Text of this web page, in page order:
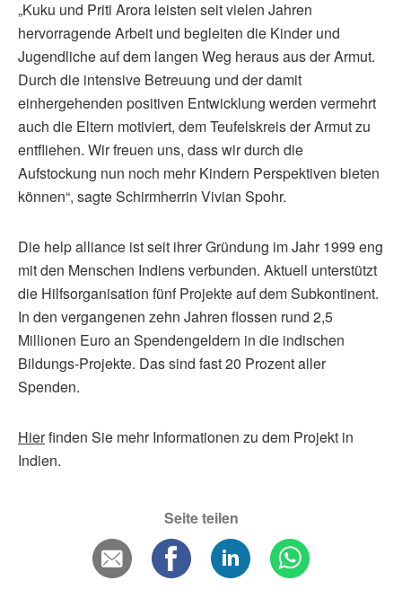
„Kuku und Priti Arora leisten seit vielen Jahren
hervorragende Arbeit und begleiten die Kinder und
Jugendliche auf dem langen Weg heraus aus der Armut.
Durch die intensive Betreuung und der damit
einhergehenden positiven Entwicklung werden vermehrt
auch die Eltern motiviert, dem Teufelskreis der Armut zu
entfliehen. Wir freuen uns, dass wir durch die
Aufstockung nun noch mehr Kindern Perspektiven bieten
können“, sagte Schirmherrin Vivian Spohr.
Die help alliance ist seit ihrer Gründung im Jahr 1999 eng
mit den Menschen Indiens verbunden. Aktuell unterstützt
die Hilfsorganisation fünf Projekte auf dem Subkontinent.
In den vergangenen zehn Jahren flossen rund 2,5
Millionen Euro an Spendengeldern in die indischen
Bildungs-Projekte. Das sind fast 20 Prozent aller
Spenden.
Hierfinden Sie mehr Informationen zu dem Projekt in
Indien.
Seite teilen